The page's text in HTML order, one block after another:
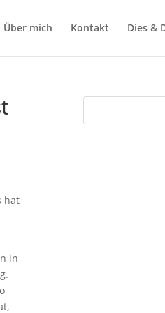
Über mich Kontakt Dies &
hat
in